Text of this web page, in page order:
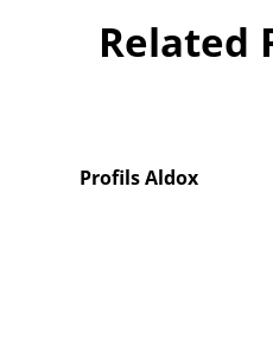
Related
Profils Aldox